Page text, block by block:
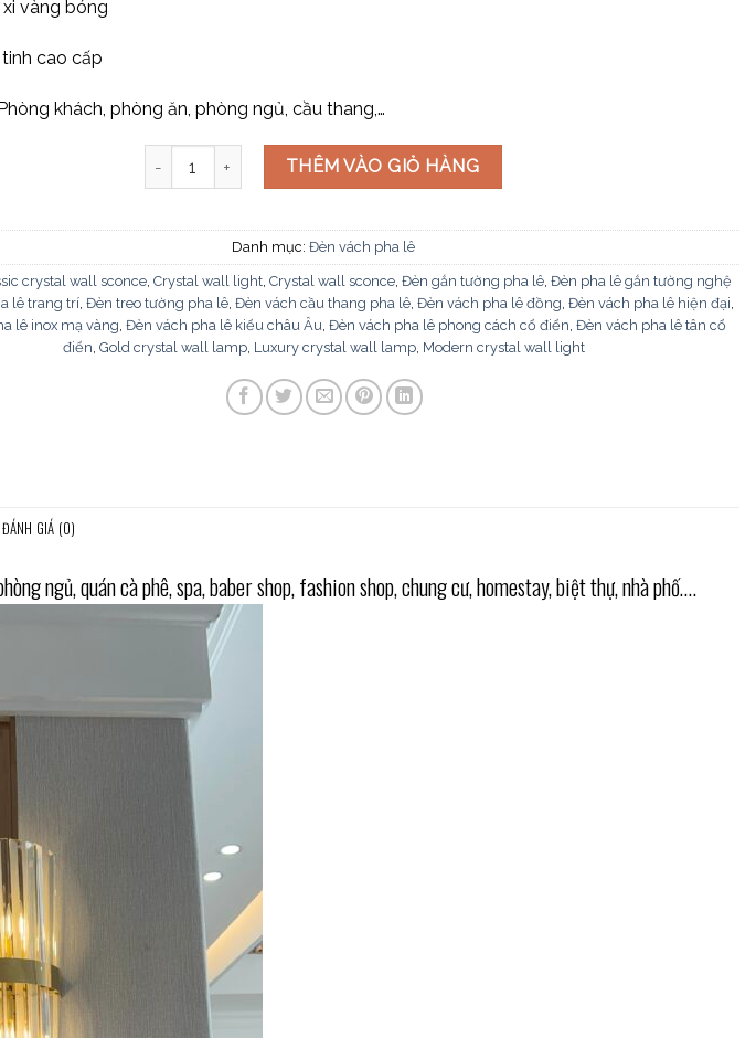
vàng bóng
cao cấp
khách, phòng ăn, phòng ngủ, cầu thang,…
Đèn vách pha lê VPL05 số lượngTHÊM VÀO GIỎ HÀNG
Danh mục: Đèn vách pha lê
crystal wall sconce, Crystal wall light, Crystal wall sconce, Đèn gắn tường pha lê, Đèn pha lê gắn tường nghệ
lê trang trí, Đèn treo tường pha lê, Đèn vách cầu thang pha lê, Đèn vách pha lê đồng, Đèn vách pha lê hiện đại,
lê inox mạ vàng, Đèn vách pha lê kiểu châu Âu, Đèn vách pha lê phong cách cổ điển, Đèn vách pha lê tân cổ
điển, Gold crystal wall lamp, Luxury crystal wall lamp, Modern crystal wall light
ĐÁNH GIÁ (0)
ngủ, quán cà phê, spa, baber shop, fashion shop, chung cư, homestay, biệt thự, nhà phố….